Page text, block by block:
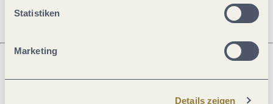
Statistiken
Marketing
Details zeigen